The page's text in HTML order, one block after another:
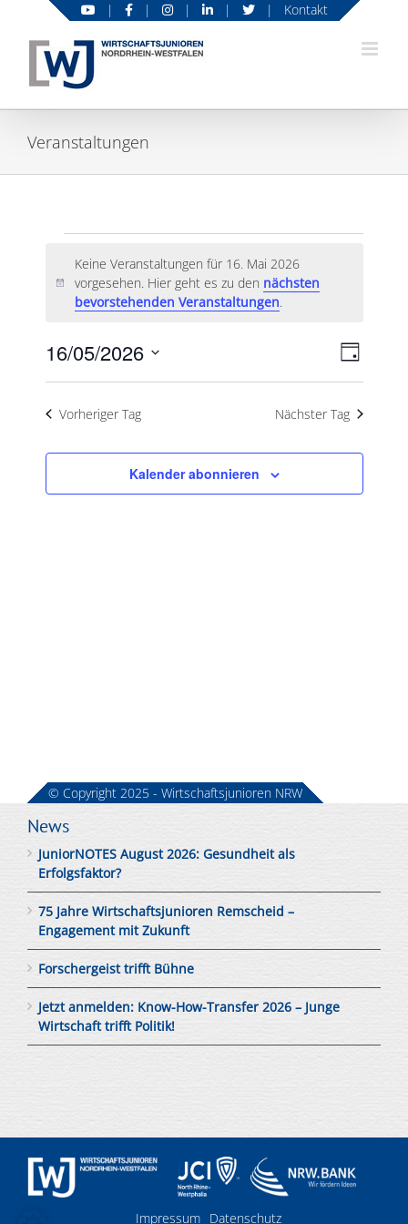
springen
| | | | | Kontakt
Veranstaltungen
Veranstaltungen
für
16.
Mai
2026
Hinweis
Keine Veranstaltungen für 16. Mai 2026
vorgesehen. Hier geht es zu den nächsten
bevorstehenden Veranstaltungen.
Tag
16/05/2026
Vorheriger Tag
Nächster Tag
Kalender abonnieren
News
JuniorNOTES August 2026: Gesundheit als
Erfolgsfaktor?
75 Jahre Wirtschaftsjunioren Remscheid –
Engagement mit Zukunft
Forschergeist trifft Bühne
Jetzt anmelden: Know-How-Transfer 2026 – Junge
Wirtschaft trifft Politik!
© Copyright 2025 - Wirtschaftsjunioren NRW
Impressum Datenschutz